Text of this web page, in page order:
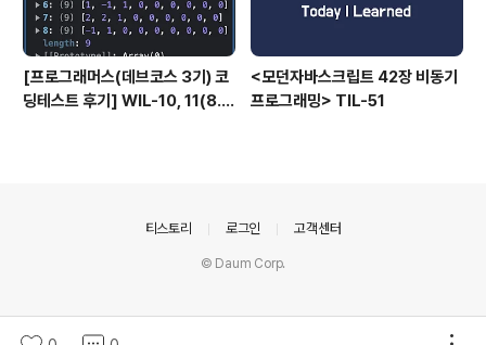
[프로그래머스(데브코스 3기) 코
딩테스트 후기] WIL-10, 11(8.1
<모던자바스크립트 42장 비동기
프로그래밍> TIL-51
티스토리 로그인 고객센터
© Daum Corp.